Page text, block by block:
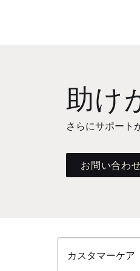
助け
さらにサポート
お問い合わ
カスタマーケア